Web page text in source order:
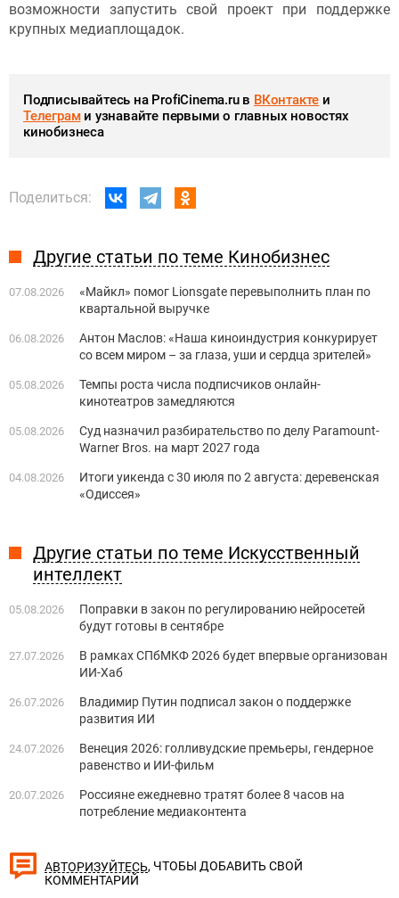
возможности запустить свой проект при поддержке
крупных медиаплощадок.
Подписывайтесь на ProfiCinema.ru в ВКонтакте и
Телеграми узнавайте первыми о главных новостях
кинобизнеса
Поделиться:
Другие статьи по теме Кинобизнес
07.08.2026
«Майкл» помог Lionsgate перевыполнить план по
квартальной выручке
06.08.2026
Антон Маслов: «Наша киноиндустрия конкурирует
со всем миром – за глаза, уши и сердца зрителей»
05.08.2026
Темпы роста числа подписчиков онлайн-
кинотеатров замедляются
05.08.2026
Суд назначил разбирательство по делу Paramount-
Warner Bros. на март 2027 года
04.08.2026
Итоги уикенда с 30 июля по 2 августа: деревенская
«Одиссея»
Другие статьи по теме Искусственный
интеллект
05.08.2026
Поправки в закон по регулированию нейросетей
будут готовы в сентябре
27.07.2026
В рамках СПбМКФ 2026 будет впервые организован
ИИ-Хаб
26.07.2026
Владимир Путин подписал закон о поддержке
развития ИИ
24.07.2026
Венеция 2026: голливудские премьеры, гендерное
равенство и ИИ-фильм
20.07.2026
Россияне ежедневно тратят более 8 часов на
потребление медиаконтента
АВТОРИЗУЙТЕСЬ, ЧТОБЫ ДОБАВИТЬ СВОЙ
КОММЕНТАРИЙ